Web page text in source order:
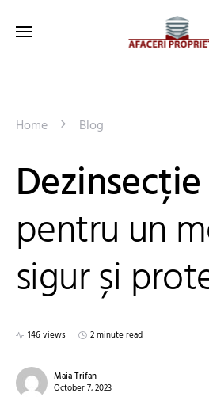
Home Blog
pentru un
sigur și
146 views 2 minute read
Maia Trifan
October 7, 2023